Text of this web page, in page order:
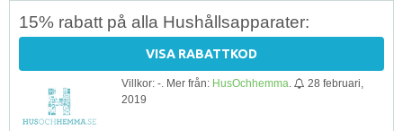
15% rabatt på alla Hushållsapparater:
VISA RABATTKOD
Villkor: -. Mer från: HusOchhemma
28 februari,
2019